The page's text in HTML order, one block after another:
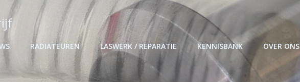
RADIATEUREN LASWERK / REPARATIE KENNISBANK OVER ONS